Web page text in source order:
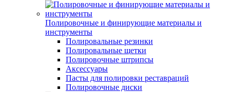
Полировочные и финирующие материалы и
инструменты
Полировальные резинки
Полировальные щетки
Полировочные штрипсы
Аксессуары
Пасты для полировки реставраций
Полировочные диски